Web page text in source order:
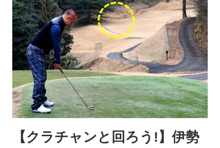
【クラチャンと回ろう!】伊勢